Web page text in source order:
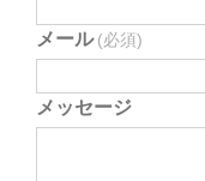
メール (必須)
メッセージ